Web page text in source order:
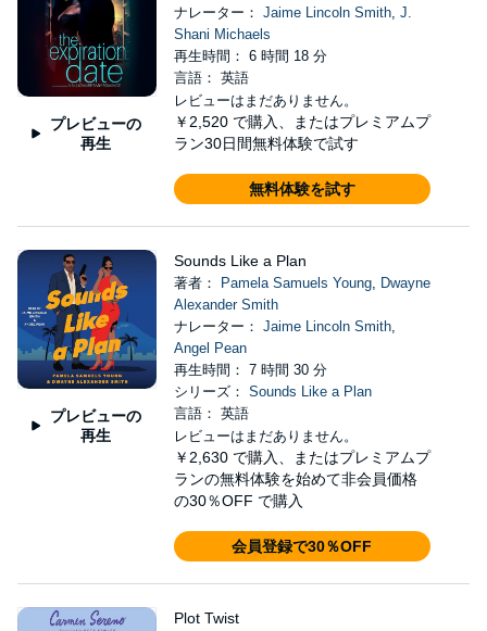
プレビューの
再生
ナレーター： Jaime Lincoln Smith, J.
Shani Michaels
再生時間： 6 時間 18 分
言語： 英語
レビューはまだありません。
￥2,520 で購入、またはプレミアムプ
ラン30日間無料体験で試す
無料体験を試す
プレビューの
再生
Sounds Like a Plan
著者： Pamela Samuels Young, Dwayne
Alexander Smith
ナレーター： Jaime Lincoln Smith,
Angel Pean
再生時間： 7 時間 30 分
シリーズ： Sounds Like a Plan
言語： 英語
レビューはまだありません。
￥2,630 で購入、またはプレミアムプ
ランの無料体験を始めて非会員価格
の30％OFF で購入
会員登録で30％OFF
Plot Twist